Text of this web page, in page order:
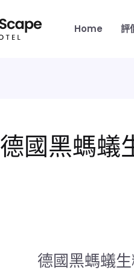
Home 評
德國黑螞蟻
德國黑螞蟻
德